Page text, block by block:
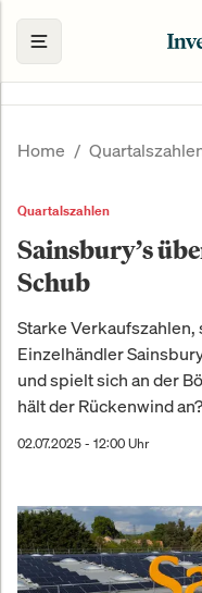
Home
Quartalszahlen
Sainsbury’s
Schub
Starke
Einzelhändler
und spielt sich an der
hält der Rückenwind an?
02.07.2025 - 12:00 Uhr